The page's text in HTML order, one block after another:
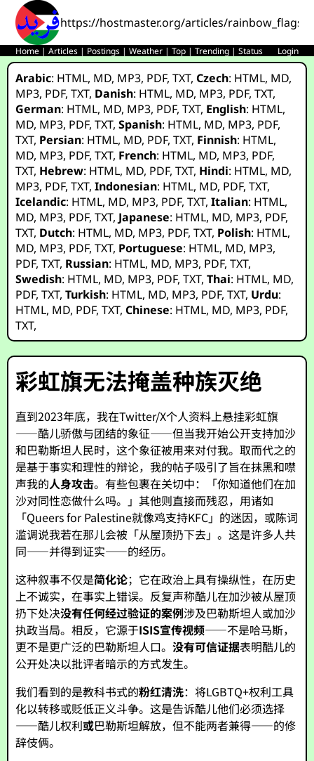
https://hostmaster.org/articles/
Home |Articles | Postings |Weather |Top |Trending |Status Login
Arabic: HTML, MD, MP3, PDF,TXT,Czech: HTML, MD,
MP3, PDF,TXT, Danish: HTML, MD, MP3, PDF,TXT,
German: HTML, MD, MP3, PDF,TXT, English: HTML,
MD, MP3, PDF,TXT,Spanish: HTML, MD, MP3, PDF,
TXT, Persian: HTML, MD, PDF,TXT, Finnish: HTML,
MD, MP3, PDF,TXT, French: HTML, MD, MP3, PDF,
TXT, Hebrew: HTML, MD, PDF,TXT, Hindi: HTML, MD,
MP3, PDF,TXT,Indonesian: HTML, MD, PDF,TXT,
Icelandic: HTML, MD, MP3, PDF,TXT,Italian: HTML,
MD, MP3, PDF,TXT, Japanese: HTML, MD, MP3, PDF,
TXT, Dutch: HTML, MD, MP3, PDF,TXT, Polish: HTML,
MD, MP3, PDF,TXT, Portuguese: HTML, MD, MP3,
PDF,TXT, Russian: HTML, MD, MP3, PDF,TXT,
Swedish: HTML, MD, MP3, PDF,TXT,Thai: HTML, MD,
PDF,TXT,Turkish: HTML, MD, MP3, PDF,TXT, Urdu:
HTML, MD, PDF,TXT,Chinese: HTML, MD, MP3, PDF,
TXT,
彩虹旗无法掩盖种族灭绝
直到2023年底，我在Twitter/X个人资料上悬挂彩虹旗
——酷儿骄傲与团结的象征——但当我开始公开支持加沙
和巴勒斯坦人民时，这个象征被用来对付我。取而代之的
是基于事实和理性的辩论，我的帖子吸引了旨在抹黑和噤
声我的人身攻击。有些包裹在关切中：「你知道他们在加
沙对同性恋做什么吗。」其他则直接而残忍，用诸如
「Queers for Palestine就像鸡支持KFC」的迷因，或陈词
滥调说我若在那儿会被「从屋顶扔下去」。这是许多人共
同——并得到证实——的经历。
这种叙事不仅是简化论；它在政治上具有操纵性，在历史
上不诚实，在事实上错误。反复声称酷儿在加沙被从屋顶
扔下处决没有任何经过验证的案例涉及巴勒斯坦人或加沙
执政当局。相反，它源于ISIS宣传视频——不是哈马斯，
更不是更广泛的巴勒斯坦人口。没有可信证据表明酷儿的
公开处决以批评者暗示的方式发生。
我们看到的是教科书式的粉红清洗：将LGBTQ+权利工具
化以转移或贬低正义斗争。这是告诉酷儿他们必须选择
——酷儿权利或巴勒斯坦解放，但不能两者兼得——的修
辞伎俩。